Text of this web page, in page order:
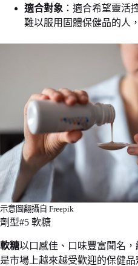
適合對象 ：適合希望靈活
難以服用固體保健品的人
示意圖翻攝自 Freepik
劑型#5 軟糖
軟糖以口感佳、口味豐富聞名，
是市場上越來越受歡迎的保健